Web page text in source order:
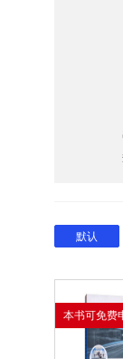
默认
本书可免费